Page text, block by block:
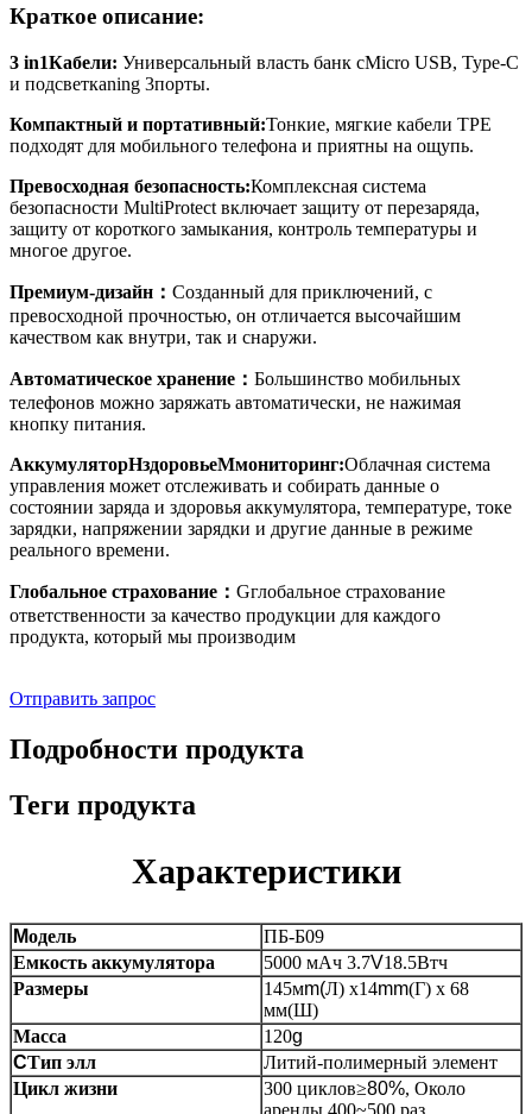
Краткое описание:
3 in1Кабели: Универсальный власть банк сMicro USB, Type-C
и подсветкаning 3порты.
Компактный и портативный:Тонкие, мягкие кабели TPE
подходят для мобильного телефона и приятны на ощупь.
Превосходная безопасность:Комплексная система
безопасности MultiProtect включает защиту от перезаряда,
защиту от короткого замыкания, контроль температуры и
многое другое.
Премиум-дизайн ： Созданный для приключений, с
превосходной прочностью, он отличается высочайшим
качеством как внутри, так и снаружи.
Автоматическое хранение ： Большинство мобильных
телефонов можно заряжать автоматически, не нажимая
кнопку питания.
АккумуляторHздоровьеMмониторинг:Облачная система
управления может отслеживать и собирать данные о
состоянии заряда и здоровья аккумулятора, температуре, токе
зарядки, напряжении зарядки и другие данные в режиме
реального времени.
Глобальное страхование ： Gглобальное страхование
ответственности за качество продукции для каждого
продукта, который мы производим
Отправить запрос
Подробности продукта
Теги продукта
Характеристики
Mодель
ПБ-Б09
Емкость аккумулятора
5000 мАч 3.7V18.5Втч
Размеры
145мm(Л) х14mm(Г) x 68
мм(Ш)
Масса
120g
CТип элл
Литий-полимерный элемент
Цикл жизни
300 циклов≥80%, Около
аренды 400~500 раз